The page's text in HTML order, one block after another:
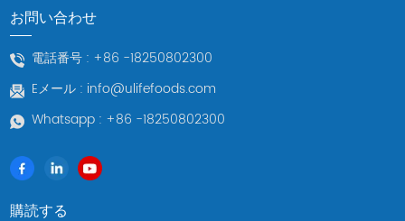
お問い合わせ
電話番号 : +86 -18250802300
Eメール : info@ulifefoods.com
Whatsapp : +86 -18250802300
購読する